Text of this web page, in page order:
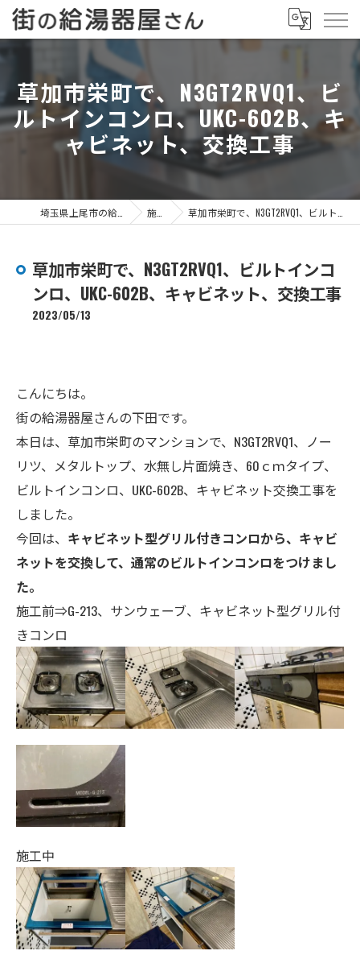
草加市栄町で、N3GT2RVQ1、ビ
ルトインコンロ、UKC-602B、キ
ャビネット、交換工事
埼玉県上尾市の給湯器なら街の給湯器屋さん 施工事例 草加市栄町で、N3GT2RVQ1、ビルトインコンロ、UKC-602B、キャビネット、交換工事
草加市栄町で、N3GT2RVQ1、ビルトインコ
ンロ、UKC-602B、キャビネット、交換工事
2023/05/13
こんにちは。
街の給湯器屋さんの下田です。
本日は、草加市栄町のマンションで、N3GT2RVQ1、ノー
リツ、メタルトップ、 水無し片面焼き、 60ｃｍタイプ、
ビルトインコンロ、UKC-602B、キャビネット交換工事を
しました。
今回は、 キャビネット型グリル付きコンロから、キャビ
ネットを交換して、通常のビルトインコンロをつけまし
た。
施工前⇒G-213、サンウェーブ、キャビネット型グリル付
きコンロ
施工中